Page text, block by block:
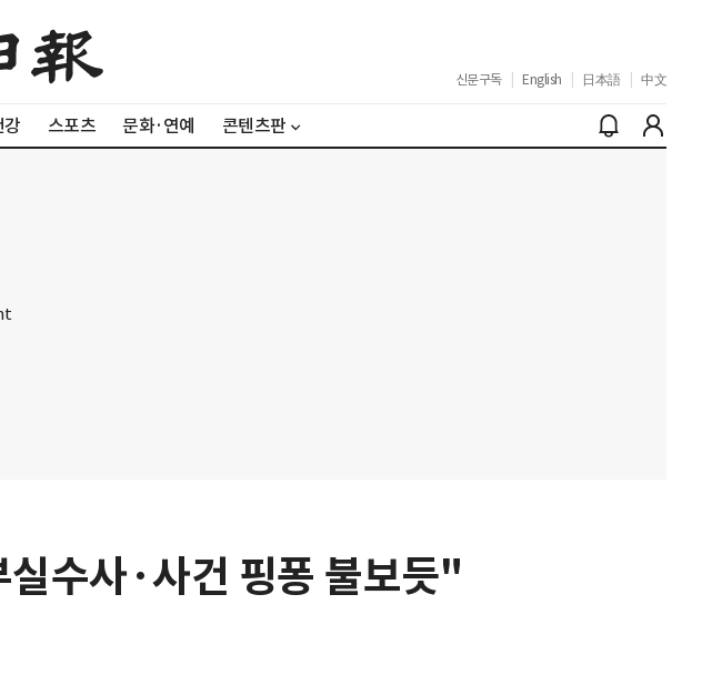
신문구독 English 日本語 中文
강 스포츠 문화·연예 콘텐츠판
수사·사건 핑퐁 불보듯"